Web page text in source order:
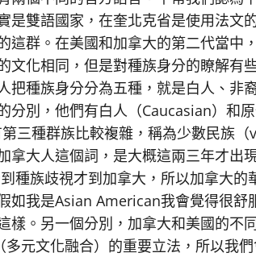
是雙語國家，在奎北克省是使用法文
這群。在美國和加拿大的第二代當中
文化相同，但是對種族身分的瞭解有
把種族身分分為五種，就是白人、非
分別，他們有白人（Caucasian）和
三種群族比較複雜，稱為少數民族
拿大人這個詞，是大概這兩三年才出
種族歧視才到加拿大，所以加拿大的
如我是Asian American我會覺得很舒
樣。另一個分別，加拿大和美國的不
元文化融合）的重要立法，所以我